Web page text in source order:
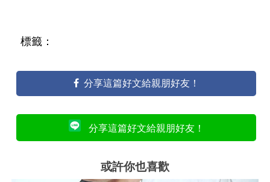
標籤：
分享這篇好文給親朋好友！
分享這篇好文給親朋好友！
或許你也喜歡